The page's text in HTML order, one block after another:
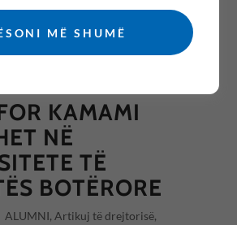
KAMAMI
NË
TË
BOTËRORE
ALUMNI, Artikuj të drejtorisë,
MË SHUMË